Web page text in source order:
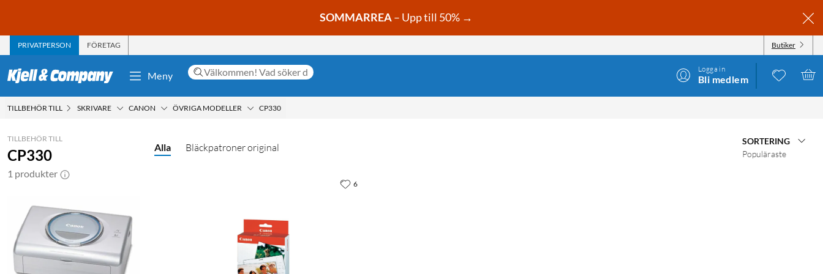
SOMMARREA– Upp till 50% →
PRIVATPERSON FÖRETAG Butiker
Meny
Logga in
Bli medlem
TILLBEHÖR TILL SKRIVARE CANON ÖVRIGA MODELLER CP330
TILLBEHÖR TILL
CP330
1 produkter
Alla Bläckpatroner original
SORTERING
Populäraste
6